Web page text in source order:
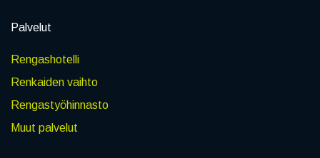
Palvelut
Rengashotelli
Renkaiden vaihto
Rengastyöhinnasto
Muut palvelut